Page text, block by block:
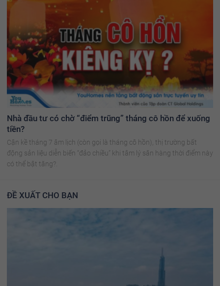
Nhà đầu tư có chờ “điểm trũng” tháng cô hồn để xuống
tiền?
Cận kề tháng 7 âm lịch (còn gọi là tháng cô hồn), thị trường bất
động sản liệu diễn biến “đảo chiều” khi tâm lý săn hàng thời điểm này
có thể bật tăng?.
ĐỀ XUẤT CHO BẠN